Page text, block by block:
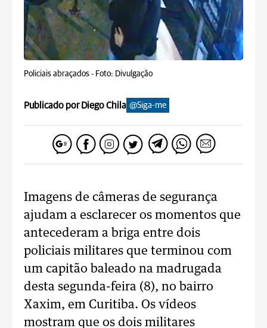
Policiais abraçados - Foto: Divulgação
Publicado por Diego Chila @Siga-me
Imagens de câmeras de segurança
ajudam a esclarecer os momentos que
antecederam a briga entre dois
policiais militares que terminou com
um capitão baleado na madrugada
desta segunda-feira (8), no bairro
Xaxim, em Curitiba. Os vídeos
mostram que os dois militares